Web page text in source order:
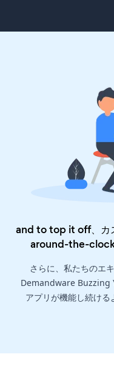
and to top it off、カ
around-the-
さらに、私たちのエ
Demandware Buzzing
アプリが機能し続ける